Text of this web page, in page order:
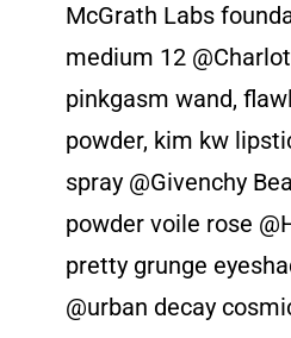
McGrath Labs
medium 12
pinkgasm wand,
powder, kim kw
spray @Givenchy
powder voile rose
pretty grunge
@urban decay